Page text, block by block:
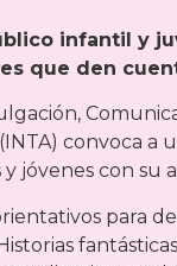
infantil y
que den
convoca a
y jóvenes con
para